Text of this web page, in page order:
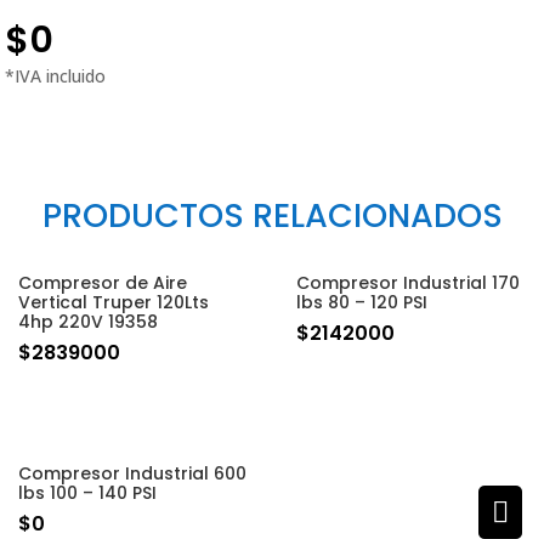

$0
PRODUCTOS RELACIONADOS
Compresor de Aire
Vertical Truper 120Lts
4hp 220V 19358
$2839000
Compresor Industrial 170
lbs 80 – 120 PSI
$2142000
Compresor Industrial 600
lbs 100 – 140 PSI
$0